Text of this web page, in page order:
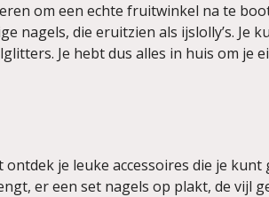
om een echte fruitwinkel na te
die eruitzien als ijslolly’s. Je
Je hebt dus alles in huis om je
ontdek je leuke accessoires die je
er een set nagels op plakt, de vijl